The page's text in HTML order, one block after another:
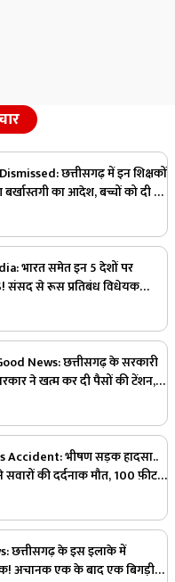
छत्तीसगढ़ में इन शिक्षकों
का आदेश, बच्चों को दी थी
भारत समेत इन 5 देशों पर
संसद से रूस प्रतिबंध विधेयक
होगा?
News: छत्तीसगढ़ के सरकारी
ने खत्म कर दी पैसों की टेंशन,
हरेली त्योहार से पहले बड़ी
Accident: भीषण सड़क हादसा..
की दर्दनाक मौत, 100 फ़ीट
छत्तीसगढ़ के इस इलाके में
अचानक एक के बाद एक बिगड़ी